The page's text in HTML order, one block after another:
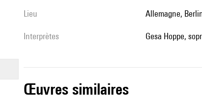
lieu Allemagne,
interprètes Gesa Hoppe,
œuvres similaires